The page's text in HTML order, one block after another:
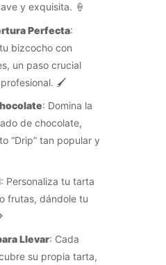
y exquisita. 🍦
Perfecta:
bizcocho con
un paso crucial
🖌️
: Domina la
de chocolate,
“Drip” tan popular y
: Personaliza tu tarta
frutas, dándole tu
Llevar: Cada
su propia tarta,